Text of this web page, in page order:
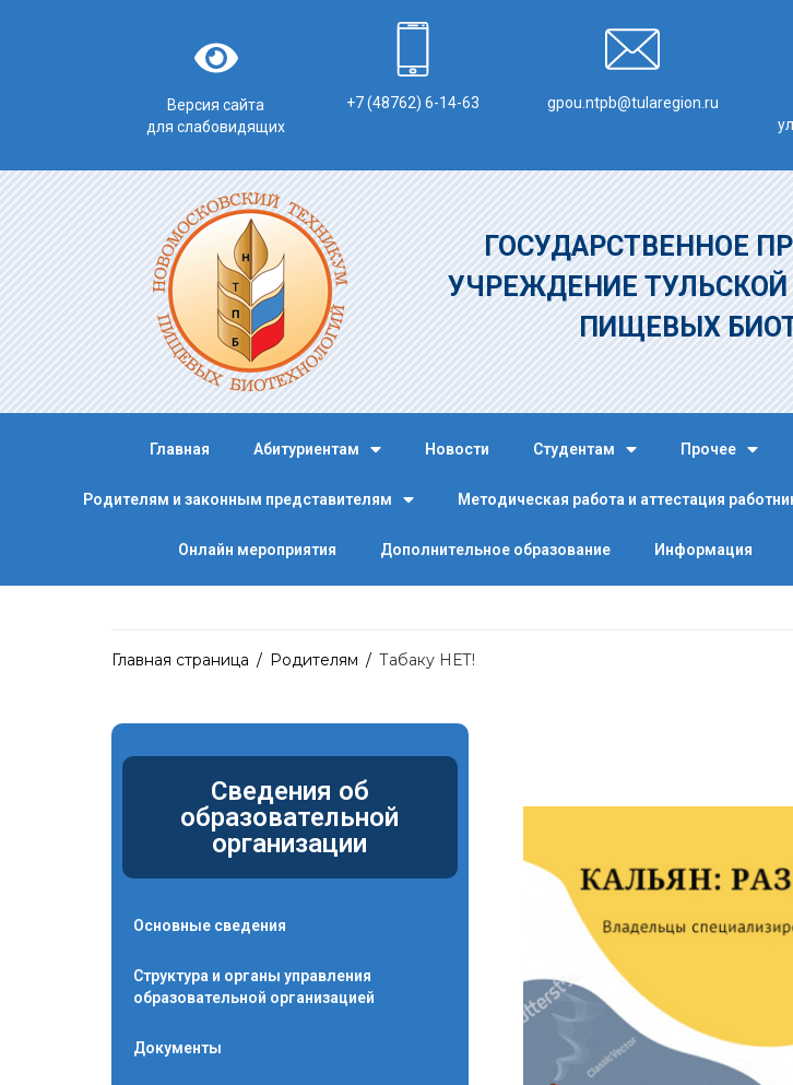
Версия сайта
для слабовидящих
+7 (48762) 6-14-63 gpou.ntpb@tularegion.ru
ГОСУДАРСТВЕННОЕ
УЧРЕЖДЕНИЕ
ПИЩЕВЫХ
Главная Абитуриентам Новости Студентам Прочее
Родителям и законным представителям Методическая работа и аттестация
Онлайн мероприятия Дополнительное образование Информация
Главная страница / Родителям / Табаку НЕТ!
Сведения об
образовательной
организации
Основные сведения
Структура и органы управления
образовательной организацией
Документы